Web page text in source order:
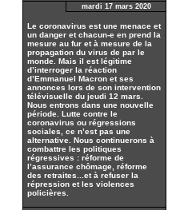
mardi 17 mars 2020
Le coronavirus est une menace et
un danger et chacun-e en prend la
mesure au fur et à mesure de la
propagation du virus de par le
monde. Mais il est légitime
d’interroger la réaction
d’Emmanuel Macron et ses
annonces lors de son intervention
télévisuelle du jeudi 12 mars.
Nous entrons dans une nouvelle
période. Lutte contre le
coronavirus ou régressions
sociales, ce n’est pas une
alternative. Nous continuerons à
combattre les politiques
régressives : réforme de
l’assurance chômage, réforme
des retraites...et à refuser la
répression et les violences
policières.